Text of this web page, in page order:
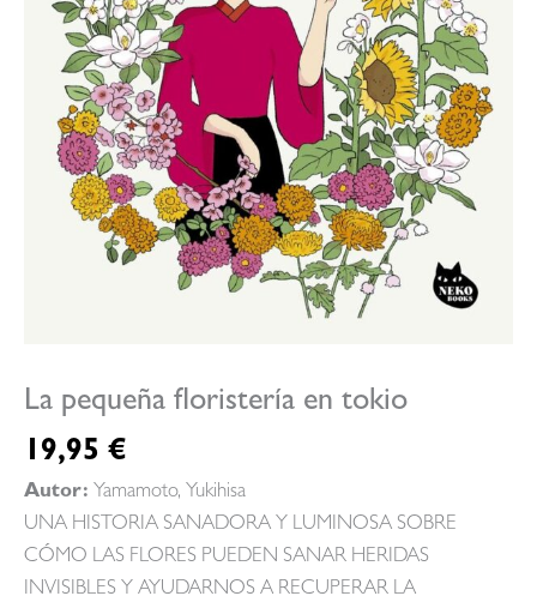
La pequeña floristería en tokio
19,95 €
Autor: Yamamoto, Yukihisa
UNA HISTORIA SANADORA Y LUMINOSA SOBRE
CÓMO LAS FLORES PUEDEN SANAR HERIDAS
INVISIBLES Y AYUDARNOS A RECUPERAR LA